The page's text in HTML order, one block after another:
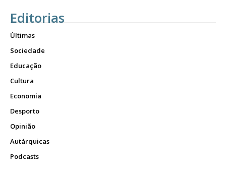
Editorias
Últimas
Sociedade
Educação
Cultura
Economia
Desporto
Opinião
Autárquicas
Podcasts